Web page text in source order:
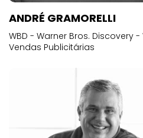
ANDRÉ GRAMORELLI
WBD - Warner Bros. Discovery -
Vendas Publicitárias